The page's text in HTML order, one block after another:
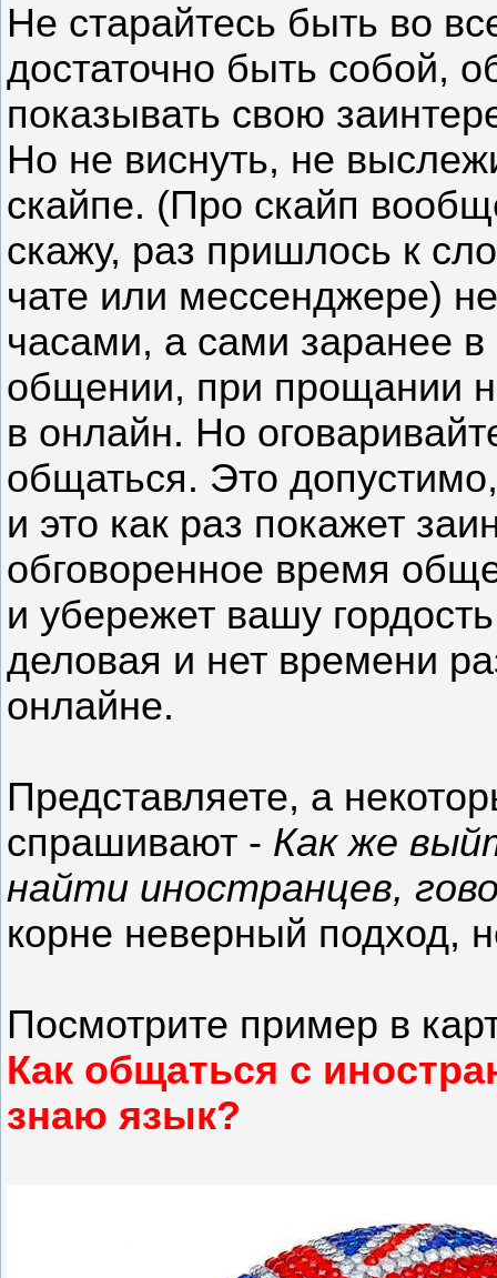
Не старайтесь быть во
достаточно быть собой,
показывать свою
Но не виснуть, не
скайпе. (Про скайп
скажу, раз пришлось к
чате или мессенджере)
часами, а сами заранее
общении, при прощании
в онлайн. Но
общаться. Это
и это как раз покажет
обговоренное время
и убережет вашу
деловая и нет времени
онлайне.
Представляете, а
спрашивают - Как же
найти иностранцев,
корне неверный подход,
Посмотрите пример в
Как общаться с
знаю язык?